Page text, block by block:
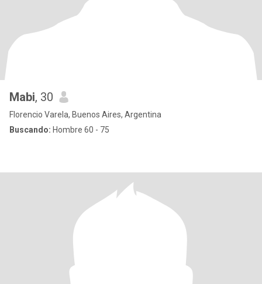
Mabi, 30
Florencio Varela, Buenos Aires, Argentina
Buscando: Hombre 60 - 75